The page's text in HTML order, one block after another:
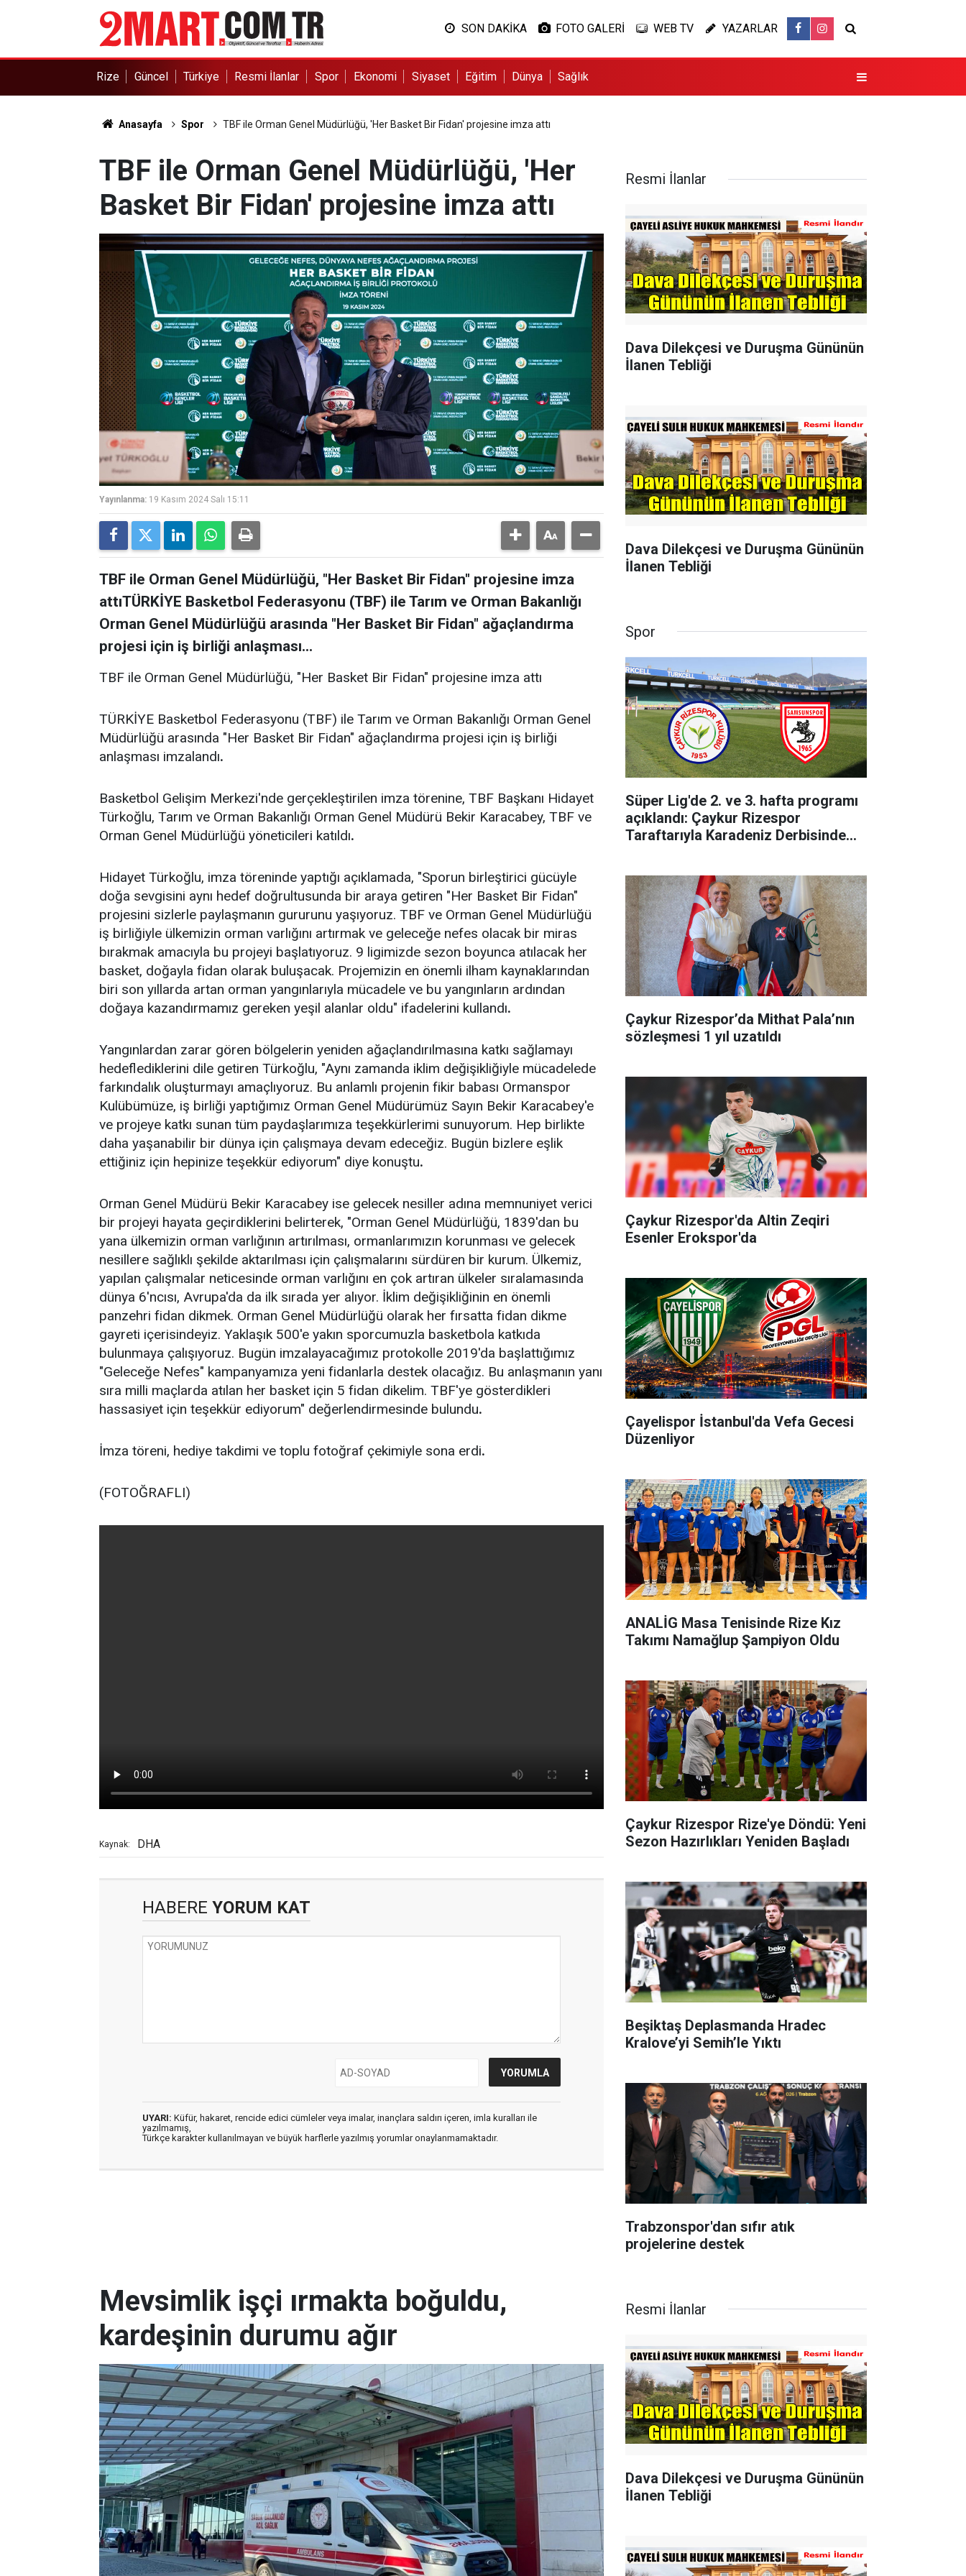
SON DAKİKA FOTO GALERİ WEB TV YAZARLAR
Rize Güncel Türkiye Resmi İlanlar Spor Ekonomi Siyaset Eğitim Dünya Sağlık
Anasayfa Spor TBF ile Orman Genel Müdürlüğü, 'Her Basket Bir Fidan' projesine imza attı
TBF ile Orman Genel Müdürlüğü, 'Her
Basket Bir Fidan' projesine imza attı
Yayınlanma: 19 Kasım 2024 Salı 15:11
TBF ile Orman Genel Müdürlüğü, "Her Basket Bir Fidan" projesine imza
attıTÜRKİYE Basketbol Federasyonu (TBF) ile Tarım ve Orman Bakanlığı
Orman Genel Müdürlüğü arasında "Her Basket Bir Fidan" ağaçlandırma
projesi için iş birliği anlaşması...
TBF ile Orman Genel Müdürlüğü, "Her Basket Bir Fidan" projesine imza attı
TÜRKİYE Basketbol Federasyonu (TBF) ile Tarım ve Orman Bakanlığı Orman Genel
Müdürlüğü arasında "Her Basket Bir Fidan" ağaçlandırma projesi için iş birliği
anlaşması imzalandı.
Basketbol Gelişim Merkezi'nde gerçekleştirilen imza törenine, TBF Başkanı Hidayet
Türkoğlu, Tarım ve Orman Bakanlığı Orman Genel Müdürü Bekir Karacabey, TBF ve
Orman Genel Müdürlüğü yöneticileri katıldı.
Hidayet Türkoğlu, imza töreninde yaptığı açıklamada, "Sporun birleştirici gücüyle
doğa sevgisini aynı hedef doğrultusunda bir araya getiren "Her Basket Bir Fidan"
projesini sizlerle paylaşmanın gururunu yaşıyoruz. TBF ve Orman Genel Müdürlüğü
iş birliğiyle ülkemizin orman varlığını artırmak ve geleceğe nefes olacak bir miras
bırakmak amacıyla bu projeyi başlatıyoruz. 9 ligimizde sezon boyunca atılacak her
basket, doğayla fidan olarak buluşacak. Projemizin en önemli ilham kaynaklarından
biri son yıllarda artan orman yangınlarıyla mücadele ve bu yangınların ardından
doğaya kazandırmamız gereken yeşil alanlar oldu" ifadelerini kullandı.
Yangınlardan zarar gören bölgelerin yeniden ağaçlandırılmasına katkı sağlamayı
hedeflediklerini dile getiren Türkoğlu, "Aynı zamanda iklim değişikliğiyle mücadelede
farkındalık oluşturmayı amaçlıyoruz. Bu anlamlı projenin fikir babası Ormanspor
Kulübümüze, iş birliği yaptığımız Orman Genel Müdürümüz Sayın Bekir Karacabey'e
ve projeye katkı sunan tüm paydaşlarımıza teşekkürlerimi sunuyorum. Hep birlikte
daha yaşanabilir bir dünya için çalışmaya devam edeceğiz. Bugün bizlere eşlik
ettiğiniz için hepinize teşekkür ediyorum" diye konuştu.
Orman Genel Müdürü Bekir Karacabey ise gelecek nesiller adına memnuniyet verici
bir projeyi hayata geçirdiklerini belirterek, "Orman Genel Müdürlüğü, 1839'dan bu
yana ülkemizin orman varlığının artırılması, ormanlarımızın korunması ve gelecek
nesillere sağlıklı şekilde aktarılması için çalışmalarını sürdüren bir kurum. Ülkemiz,
yapılan çalışmalar neticesinde orman varlığını en çok artıran ülkeler sıralamasında
dünya 6'ncısı, Avrupa'da da ilk sırada yer alıyor. İklim değişikliğinin en önemli
panzehri fidan dikmek. Orman Genel Müdürlüğü olarak her fırsatta fidan dikme
gayreti içerisindeyiz. Yaklaşık 500'e yakın sporcumuzla basketbola katkıda
bulunmaya çalışıyoruz. Bugün imzalayacağımız protokolle 2019'da başlattığımız
"Geleceğe Nefes" kampanyamıza yeni fidanlarla destek olacağız. Bu anlaşmanın yanı
sıra milli maçlarda atılan her basket için 5 fidan dikelim. TBF'ye gösterdikleri
hassasiyet için teşekkür ediyorum" değerlendirmesinde bulundu.
İmza töreni, hediye takdimi ve toplu fotoğraf çekimiyle sona erdi.
(FOTOĞRAFLI)
Kaynak: DHA
HABERE YORUM KAT
UYARI: Küfür, hakaret, rencide edici cümleler veya imalar, inançlara saldırı içeren, imla kuralları ile
yazılmamış,
Türkçe karakter kullanılmayan ve büyük harflerle yazılmış yorumlar onaylanmamaktadır.
Resmi İlanlar
Dava Dilekçesi ve Duruşma Gününün
İlanen Tebliği
Dava Dilekçesi ve Duruşma Gününün
İlanen Tebliği
Spor
Süper Lig'de 2. ve 3. hafta programı
açıklandı: Çaykur Rizespor
Taraftarıyla Karadeniz Derbisinde
Çaykur Rizespor’da Mithat Pala’nın
sözleşmesi 1 yıl uzatıldı
Çaykur Rizespor'da Altin Zeqiri
Esenler Erokspor'da
Çayelispor İstanbul'da Vefa Gecesi
Düzenliyor
ANALİG Masa Tenisinde Rize Kız
Takımı Namağlup Şampiyon Oldu
Çaykur Rizespor Rize'ye Döndü: Yeni
Sezon Hazırlıkları Yeniden Başladı
Beşiktaş Deplasmanda Hradec
Kralove’yi Semih’le Yıktı
Trabzonspor'dan sıfır atık
projelerine destek
Mevsimlik işçi ırmakta boğuldu,
kardeşinin durumu ağır
Resmi İlanlar
Dava Dilekçesi ve Duruşma Gününün
İlanen Tebliği